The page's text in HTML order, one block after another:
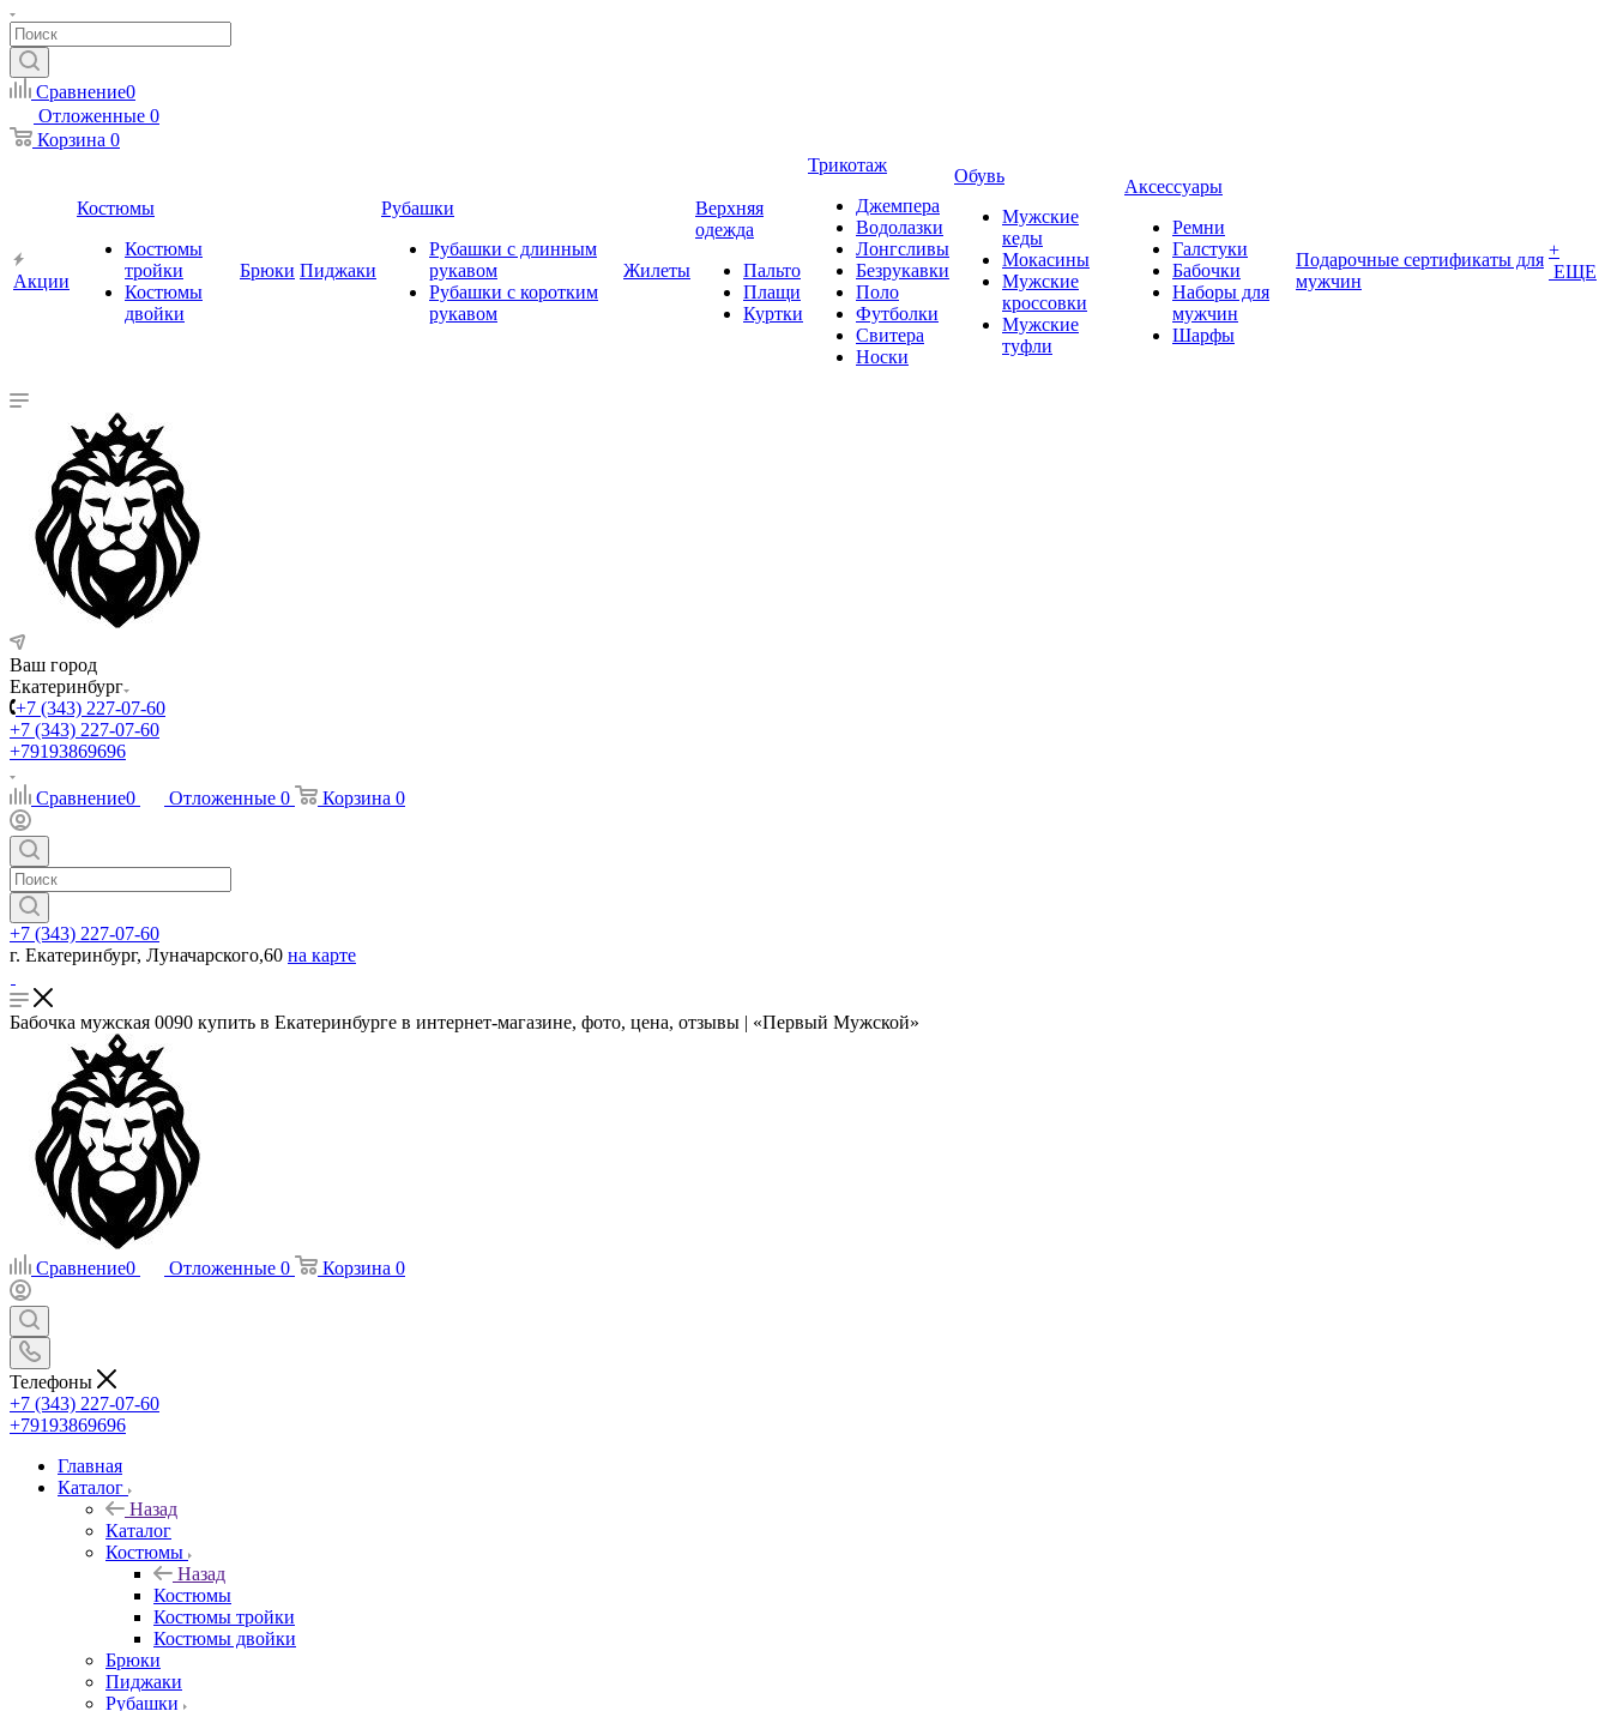
Сравнение0
Отложенные 0
Корзина 0
Акции
Костюмы
Костюмы
тройки
Костюмы
двойки
Брюки Пиджаки
Рубашки
Рубашки с длинным
рукавом
Рубашки с коротким
рукавом
Жилеты
Верхняя
одежда
Пальто
Плащи
Куртки
Трикотаж
Джемпера
Водолазки
Лонгсливы
Безрукавки
Поло
Футболки
Свитера
Носки
Обувь
Мужские
кеды
Мокасины
Мужские
кроссовки
Мужские
туфли
Аксессуары
Ремни
Галстуки
Бабочки
Наборы для
мужчин
Шарфы
Подарочные сертификаты для
мужчин
+
ЕЩЕ
Ваш город
Екатеринбург
+7 (343) 227-07-60
+7 (343) 227-07-60
+79193869696
Сравнение0 Отложенные 0 Корзина 0
+7 (343) 227-07-60
г. Екатеринбург, Луначарского,60 на карте
Бабочка мужская 0090 купить в Екатеринбурге в интернет-магазине, фото, цена, отзывы | «Первый Мужской»
Сравнение0 Отложенные 0 Корзина 0
Телефоны
+7 (343) 227-07-60
+79193869696
Главная
Каталог
Назад
Каталог
Костюмы
Назад
Костюмы
Костюмы тройки
Костюмы двойки
Брюки
Пиджаки
Рубашки